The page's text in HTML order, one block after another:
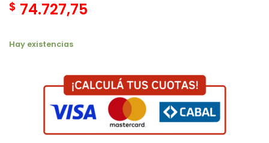
$ 74.727,75
Hay existencias